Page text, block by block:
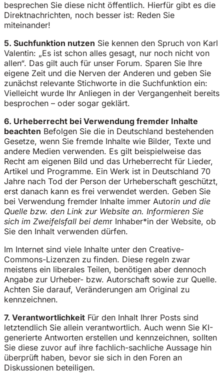
besprechen Sie diese nicht öffentlich. Hierfür gibt es die
Direktnachrichten, noch besser ist: Reden Sie
miteinander!
5. Suchfunktion nutzen Sie kennen den Spruch von Karl
Valentin: „Es ist schon alles gesagt, nur noch nicht von
allen“. Das gilt auch für unser Forum. Sparen Sie Ihre
eigene Zeit und die Nerven der Anderen und geben Sie
zunächst relevante Stichworte in die Suchfunktion ein:
Vielleicht wurde Ihr Anliegen in der Vergangenheit bereits
besprochen – oder sogar geklärt.
6. Urheberrecht bei Verwendung fremder Inhalte
beachten Befolgen Sie die in Deutschland bestehenden
Gesetze, wenn Sie fremde Inhalte wie Bilder, Texte und
andere Medien verwenden. Es gilt beispielweise das
Recht am eigenen Bild und das Urheberrecht für Lieder,
Artikel und Programme. Ein Werk ist in Deutschland 70
Jahre nach Tod der Person der Urheberschaft geschützt,
erst danach kann es frei verwendet werden. Geben Sie
bei Verwendung fremder Inhalte immer Autorin und die
Quelle bzw. den Link zur Website an. Informieren Sie
sich im Zweifelsfall bei demr Inhaber*in der Website, ob
Sie den Inhalt verwenden dürfen.
Im Internet sind viele Inhalte unter den Creative-
Commons-Lizenzen zu finden. Diese regeln zwar
meistens ein liberales Teilen, benötigen aber dennoch
Angabe zur Urheber- bzw. Autorschaft sowie zur Quelle.
Achten Sie darauf, Veränderungen am Original zu
kennzeichnen.
7. Verantwortlichkeit Für den Inhalt Ihrer Posts sind
letztendlich Sie allein verantwortlich. Auch wenn Sie KI-
generierte Antworten erstellen und kennzeichnen, sollten
Sie diese zuvor auf ihre fachlich-sachliche Aussage hin
überprüft haben, bevor sie sich in den Foren an
Diskussionen beteiligen.